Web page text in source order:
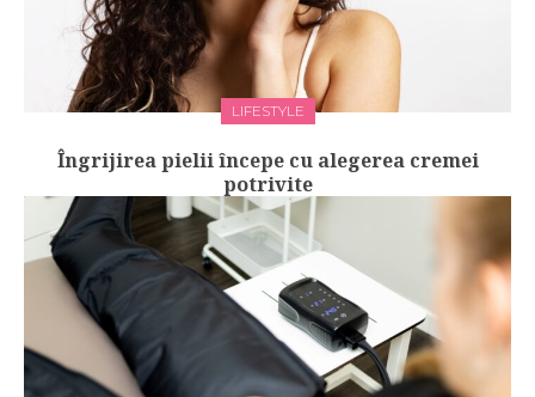
LIFESTYLE
Îngrijirea pielii începe cu alegerea cremei
potrivite